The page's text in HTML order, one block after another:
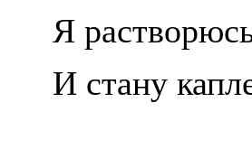
Я
И стану